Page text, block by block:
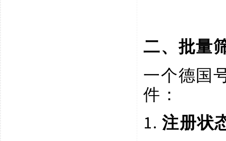
二、批量
一个德国
件：
1.注册状